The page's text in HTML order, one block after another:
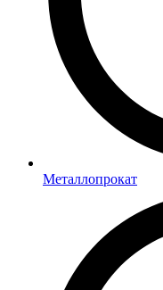
Металлопрокат